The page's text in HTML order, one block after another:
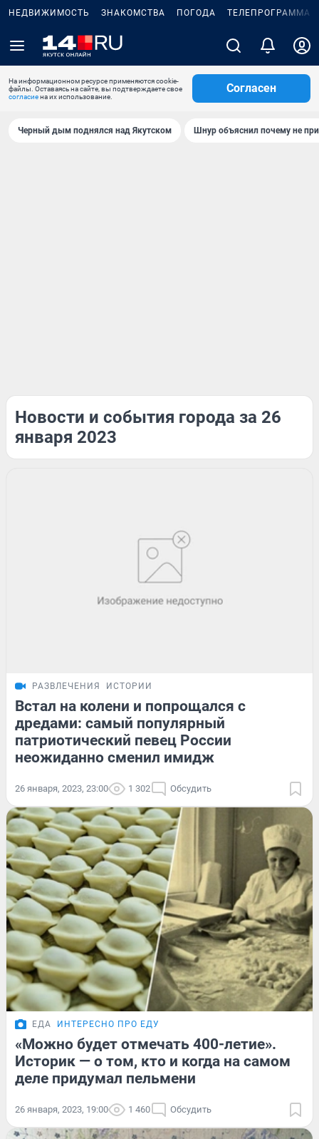
НЕДВИЖИМОСТЬ ЗНАКОМСТВА ПОГОДА ТЕЛЕПРОГРАММА
На информационном ресурсе применяются cookie-
файлы. Оставаясь на сайте, вы подтверждаете свое
согласиена их использование.
Согласен
Черный дым поднялся над Якутском Шнур объяснил почему не
Новости и события города за 26
января 2023
РАЗВЛЕЧЕНИЯ ИСТОРИИ
Встал на колени и попрощался с
дредами: самый популярный
патриотический певец России
неожиданно сменил имидж
26 января, 2023, 23:00 1 302 Обсудить
ЕДА ИНТЕРЕСНО ПРО ЕДУ
«Можно будет отмечать 400-летие».
Историк — о том, кто и когда на самом
деле придумал пельмени
26 января, 2023, 19:00 1 460 Обсудить